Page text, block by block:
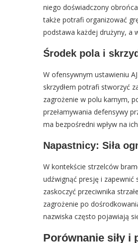
niego doświadczony
także potrafi organizować
podstawa każdej drużyny, a
Środek pola i
W ofensywnym ustawieniu
skrzydłem potrafi stworzyć
zagrożenie w polu karnym,
przełamywania defensywy
ma bezpośredni wpływ na
Napastnicy: Siła
W kontekście strzelców
udźwignąć presję i
zaskoczyć przeciwnika
zagrożenie po
nazwiska często pojawiają
Porównanie siły i